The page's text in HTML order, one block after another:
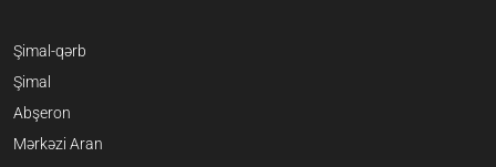
Şimal-qərb
Şimal
Abşeron
Mərkəzi Aran